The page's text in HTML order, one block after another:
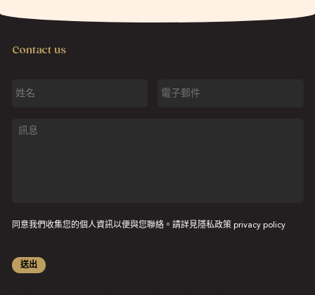
Contact us
姓
名
電
子
訊
息
同意我們收集您的個人資訊以便與您聯絡。請詳見隱私政策 privacy policy
送出